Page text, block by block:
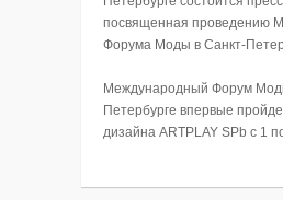
посвященная проведению
Форума Моды в Санкт-
Международный Форум
Петербурге впервые
дизайна ARTPLAY SPb с 1